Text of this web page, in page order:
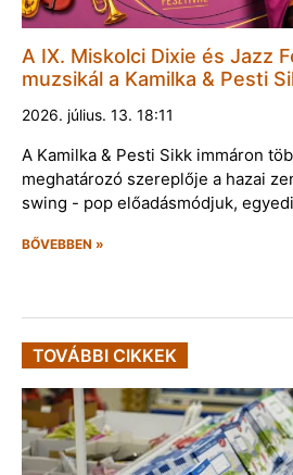
A IX. Miskolci Dixie és Jazz
muzsikál a Kamilka & Pesti
2026. július. 13. 18:11
A Kamilka & Pesti Sikk immáron
meghatározó szereplője a hazai
swing - pop előadásmódjuk,
BŐVEBBEN »
TOVÁBBI CIKKEK